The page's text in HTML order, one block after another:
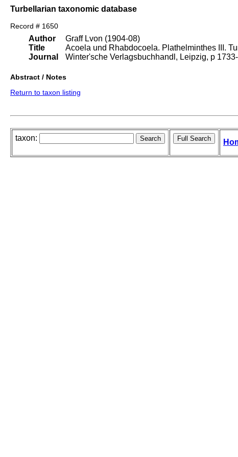
Turbellarian taxonomic database
Record # 1650
Author
Title
Journal
Graff Lvon (1904-08)
Acoela und Rhabdocoela. Plathelminthes III.
Winter'sche Verlagsbuchhandl, Leipzig, p
Abstract / Notes
Return to taxon listing
taxon: